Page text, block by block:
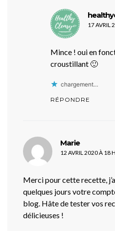
17 AVRIL
Mince ! oui en
croustillant 🙂
chargement…
RÉPONDRE
Mariedit :
12 AVRIL 2020 À 18
Merci pour cette recette,
quelques jours votre
blog. Hâte de tester vos
délicieuses !